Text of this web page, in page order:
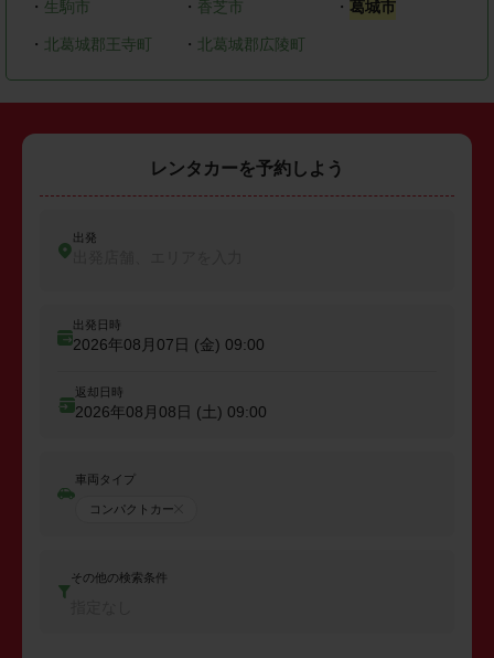
・ 生駒市 ・ 香芝市 ・葛城市
・ 北葛城郡王寺町 ・ 北葛城郡広陵町
レンタカーを予約しよう
出発
出発日時
2026年08月07日 (金) 09:00
返却日時
2026年08月08日 (土) 09:00
車両タイプ
コンパクトカー
その他の検索条件